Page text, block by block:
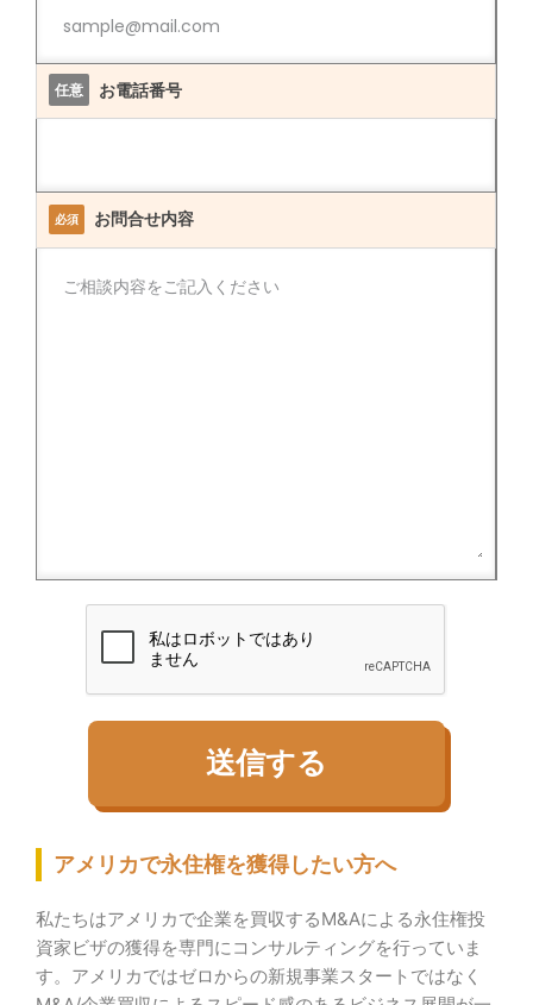
任意 お電話番号
必須 お問合せ内容
アメリカで永住権を獲得したい方へ
私たちはアメリカで企業を買収するM&Aによる永住権投
資家ビザの獲得を専門にコンサルティングを行っていま
す。 アメリカではゼロからの新規事業スタートではなく